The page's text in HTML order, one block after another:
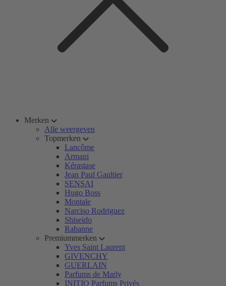
Merken
Alle weergeven
Topmerken
Lancôme
Armani
Kérastase
Jean Paul Gaultier
SENSAI
Hugo Boss
Montale
Narciso Rodriguez
Shiseido
Rabanne
Premiummerken
Yves Saint Laurent
GIVENCHY
GUERLAIN
Parfums de Marly
INITIO Parfums Privés